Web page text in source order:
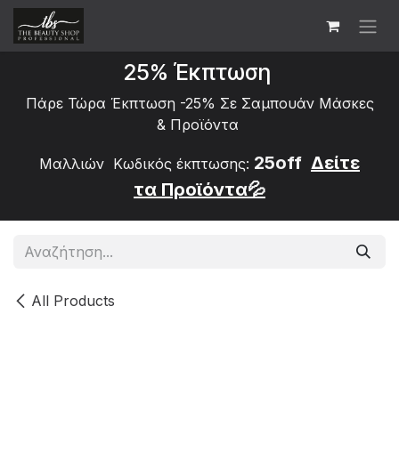
Skip to Content
25% Έκπτωση
Πάρε Τώρα Έκπτωση -25% Σε Σαμπουάν Μάσκες
& Προϊόντα
Μαλλιών Κωδικός έκπτωσης: 25off Δείτε
τα Προϊόντα💦
All Products